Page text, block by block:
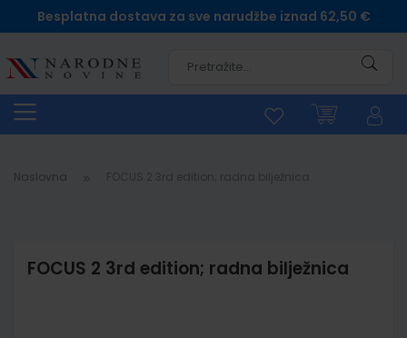
Besplatna dostava za sve narudžbe iznad 62,50 €
Naslovna
FOCUS 2 3rd edition; radna bilježnica